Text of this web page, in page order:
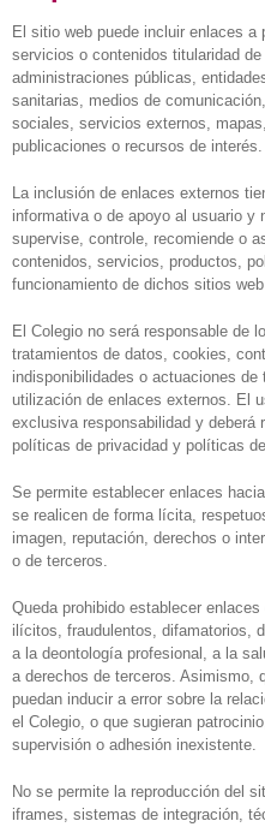
El sitio web puede incluir enlaces
servicios o contenidos titularidad
administraciones públicas,
sanitarias, medios de
sociales, servicios externos,
publicaciones o recursos de interés.
La inclusión de enlaces externos
informativa o de apoyo al usuario y
supervise, controle, recomiende o
contenidos, servicios, productos,
funcionamiento de dichos sitios
El Colegio no será responsable de
tratamientos de datos, cookies,
indisponibilidades o actuaciones
utilización de enlaces externos. El
exclusiva responsabilidad y deberá
políticas de privacidad y políticas
Se permite establecer enlaces
se realicen de forma lícita,
imagen, reputación, derechos o
o de terceros.
Queda prohibido establecer
ilícitos, fraudulentos, difamatorios,
a la deontología profesional, a la
a derechos de terceros. Asimismo,
puedan inducir a error sobre la
el Colegio, o que sugieran
supervisión o adhesión inexistente.
No se permite la reproducción del
iframes, sistemas de integración,